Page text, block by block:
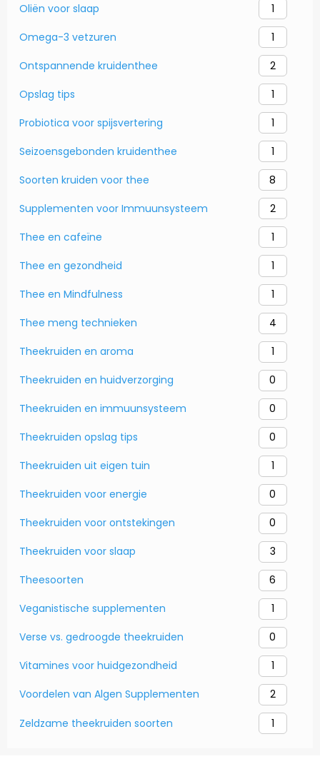
Oliën voor slaap 1
Omega-3 vetzuren 1
Ontspannende kruidenthee 2
Opslag tips 1
Probiotica voor spijsvertering 1
Seizoensgebonden kruidenthee 1
Soorten kruiden voor thee 8
Supplementen voor Immuunsysteem 2
Thee en cafeïne 1
Thee en gezondheid 1
Thee en Mindfulness 1
Thee meng technieken 4
Theekruiden en aroma 1
Theekruiden en huidverzorging 0
Theekruiden en immuunsysteem 0
Theekruiden opslag tips 0
Theekruiden uit eigen tuin 1
Theekruiden voor energie 0
Theekruiden voor ontstekingen 0
Theekruiden voor slaap 3
Theesoorten 6
Veganistische supplementen 1
Verse vs. gedroogde theekruiden 0
Vitamines voor huidgezondheid 1
Voordelen van Algen Supplementen 2
Zeldzame theekruiden soorten 1